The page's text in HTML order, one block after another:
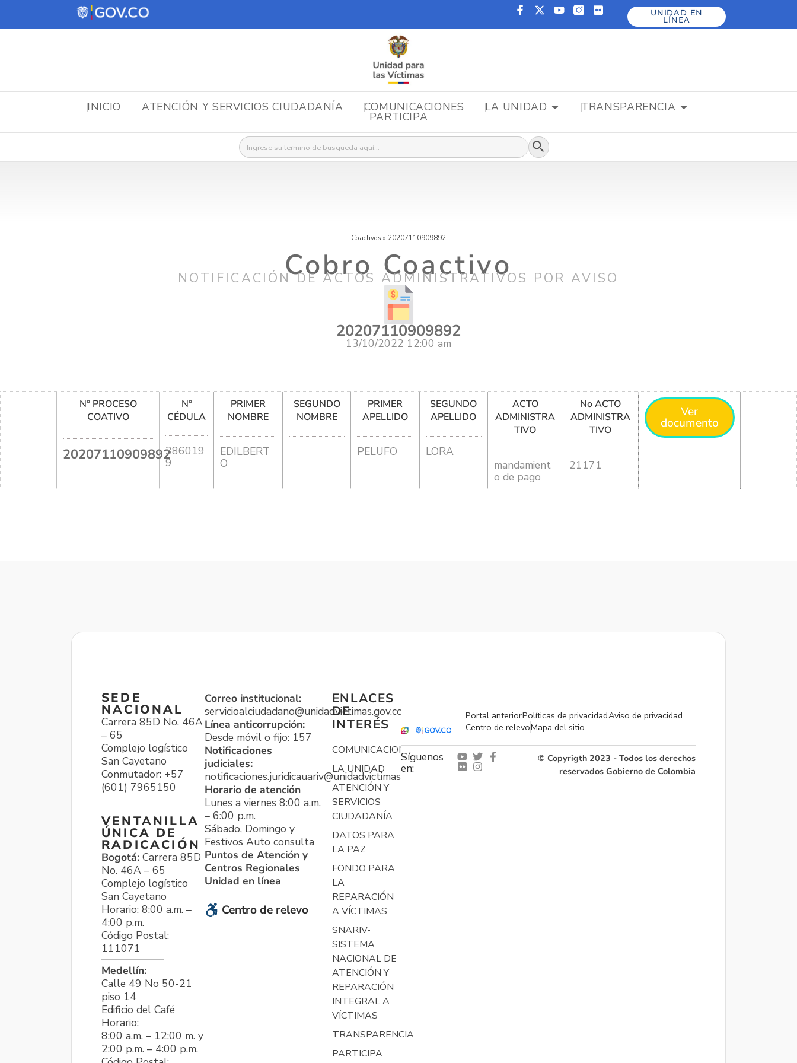
UNIDAD EN
LÍNEA
INICIO ATENCIÓN Y SERVICIOS CIUDADANÍA COMUNICACIONES LA UNIDAD TRANSPARENCIA
PARTICIPA
Buscar: Botón de búsqueda
Coactivos » 20207110909892
Cobro Coactivo
NOTIFICACIÓN DE ACTOS ADMINISTRATIVOS POR AVISO
20207110909892
13/10/2022 12:00 am
N° PROCESO
COATIVO
20207110909892
N°
CÉDULA
386019
9
PRIMER
NOMBRE
EDILBERT
O
SEGUNDO
NOMBRE
PRIMER
APELLIDO
PELUFO
SEGUNDO
APELLIDO
LORA
ACTO
ADMINISTRA
TIVO
mandamient
o de pago
No ACTO
ADMINISTRA
TIVO
21171
Ver
documento
SEDE
NACIONAL
Carrera 85D No. 46A
– 65
Complejo logístico
San Cayetano
Conmutador: +57
(601) 7965150
VENTANILLA
ÚNICA DE
RADICACIÓN
Bogotá: Carrera 85D
No. 46A – 65
Complejo logístico
San Cayetano
Horario: 8:00 a.m. –
4:00 p.m.
Código Postal:
111071
Medellín:
Calle 49 No 50-21
piso 14
Edificio del Café
Horario:
8:00 a.m. – 12:00 m. y
2:00 p.m. – 4:00 p.m.
Correo institucional:
servicioalciudadano@unidadvictimas.gov.co
Línea anticorrupción:
Desde móvil o fijo: 157
Notificaciones
judiciales:
notificaciones.juridicauariv@unidadvictimas.gov.co
Horario de atención
Lunes a viernes 8:00 a.m.
– 6:00 p.m.
Sábado, Domingo y
Festivos Auto consulta
Puntos de Atención y
Centros Regionales
Unidad en línea
Centro de relevo
ENLACES
DE
INTERÉS
COMUNICACIONES
LA UNIDAD
ATENCIÓN Y
SERVICIOS
CIUDADANÍA
DATOS PARA
LA PAZ
FONDO PARA
LA
REPARACIÓN
A VÍCTIMAS
SNARIV-
SISTEMA
NACIONAL DE
ATENCIÓN Y
REPARACIÓN
INTEGRAL A
VÍCTIMAS
TRANSPARENCIA
PARTICIPA
Portal anteriorPolíticas de privacidadAviso de privacidad
Centro de relevoMapa del sitio
Síguenos
en:
© Copyrigth 2023 - Todos los derechos
reservados Gobierno de Colombia